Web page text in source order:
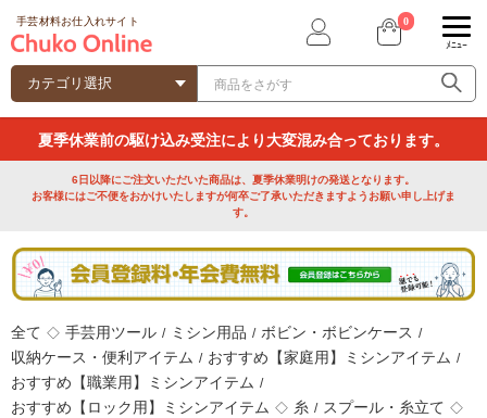
夏季休業前の駆け込み受注により大変混み合っております。
6日以降にご注文いただいた商品は、夏季休業明けの発送となります。
お客様にはご不便をおかけいたしますが何卒ご了承いただきますようお願い申し上げま
す。
全て ◇ 手芸用ツール / ミシン用品 / ボビン・ボビンケース /
収納ケース・便利アイテム / おすすめ【家庭用】ミシンアイテム /
おすすめ【職業用】ミシンアイテム /
おすすめ【ロック用】ミシンアイテム ◇ 糸 / スプール・糸立て ◇
手芸材料お仕入れサイト 0
ﾒﾆｭｰ